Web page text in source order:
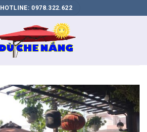
HOTLINE: 0978.322.622